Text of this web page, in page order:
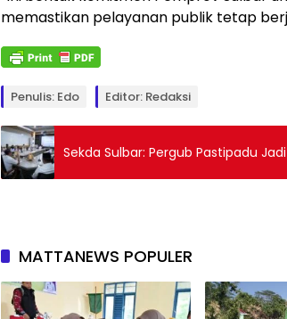
memastikan pelayanan publik tetap
Penulis: Edo Editor: Redaksi
Sekda Sulbar: Pergub Pastipadu
MATTANEWS POPULER